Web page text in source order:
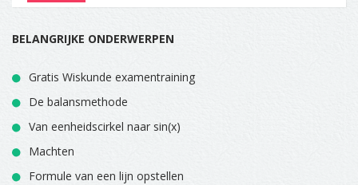
BELANGRIJKE ONDERWERPEN
Gratis Wiskunde examentraining
De balansmethode
Van eenheidscirkel naar sin(x)
Machten
Formule van een lijn opstellen